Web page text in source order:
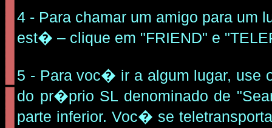
4 - Para chamar um amigo para um
est� – clique em "FRIEND" e
5 - Para voc� ir a algum lugar, use
do pr�prio SL denominado de
parte inferior. Voc� se